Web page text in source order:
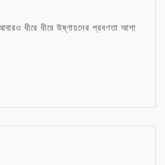
আবারও ধীরে ধীরে উষ্ণায়নের প্রবণতা আশা